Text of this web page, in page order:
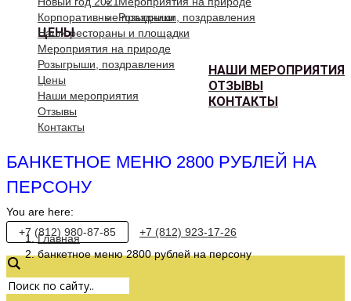
Розыгрыши, поздравления
ЦЕНЫ
НАШИ МЕРОПРИЯТИЯ
ОТЗЫВЫ
КОНТАКТЫ
Корпоративные праздники
Наши рестораны и площадки
Мероприятия на природе
Розыгрыши, поздравления
Цены
Наши мероприятия
Отзывы
Контакты
БАНКЕТНОЕ МЕНЮ 2800 РУБЛЕЙ НА
ПЕРСОНУ
You are here:
Главная
банкетное меню 2800 рублей на персону
+7 (812) 980-87-85 +7 (812) 923-17-26